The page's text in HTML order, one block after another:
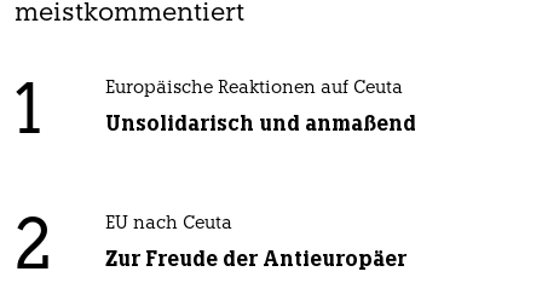
meistkommentiert
1 Europäische Reaktionen auf Ceuta
Unsolidarisch und anmaßend
2 EU nach Ceuta
Zur Freude der Antieuropäer